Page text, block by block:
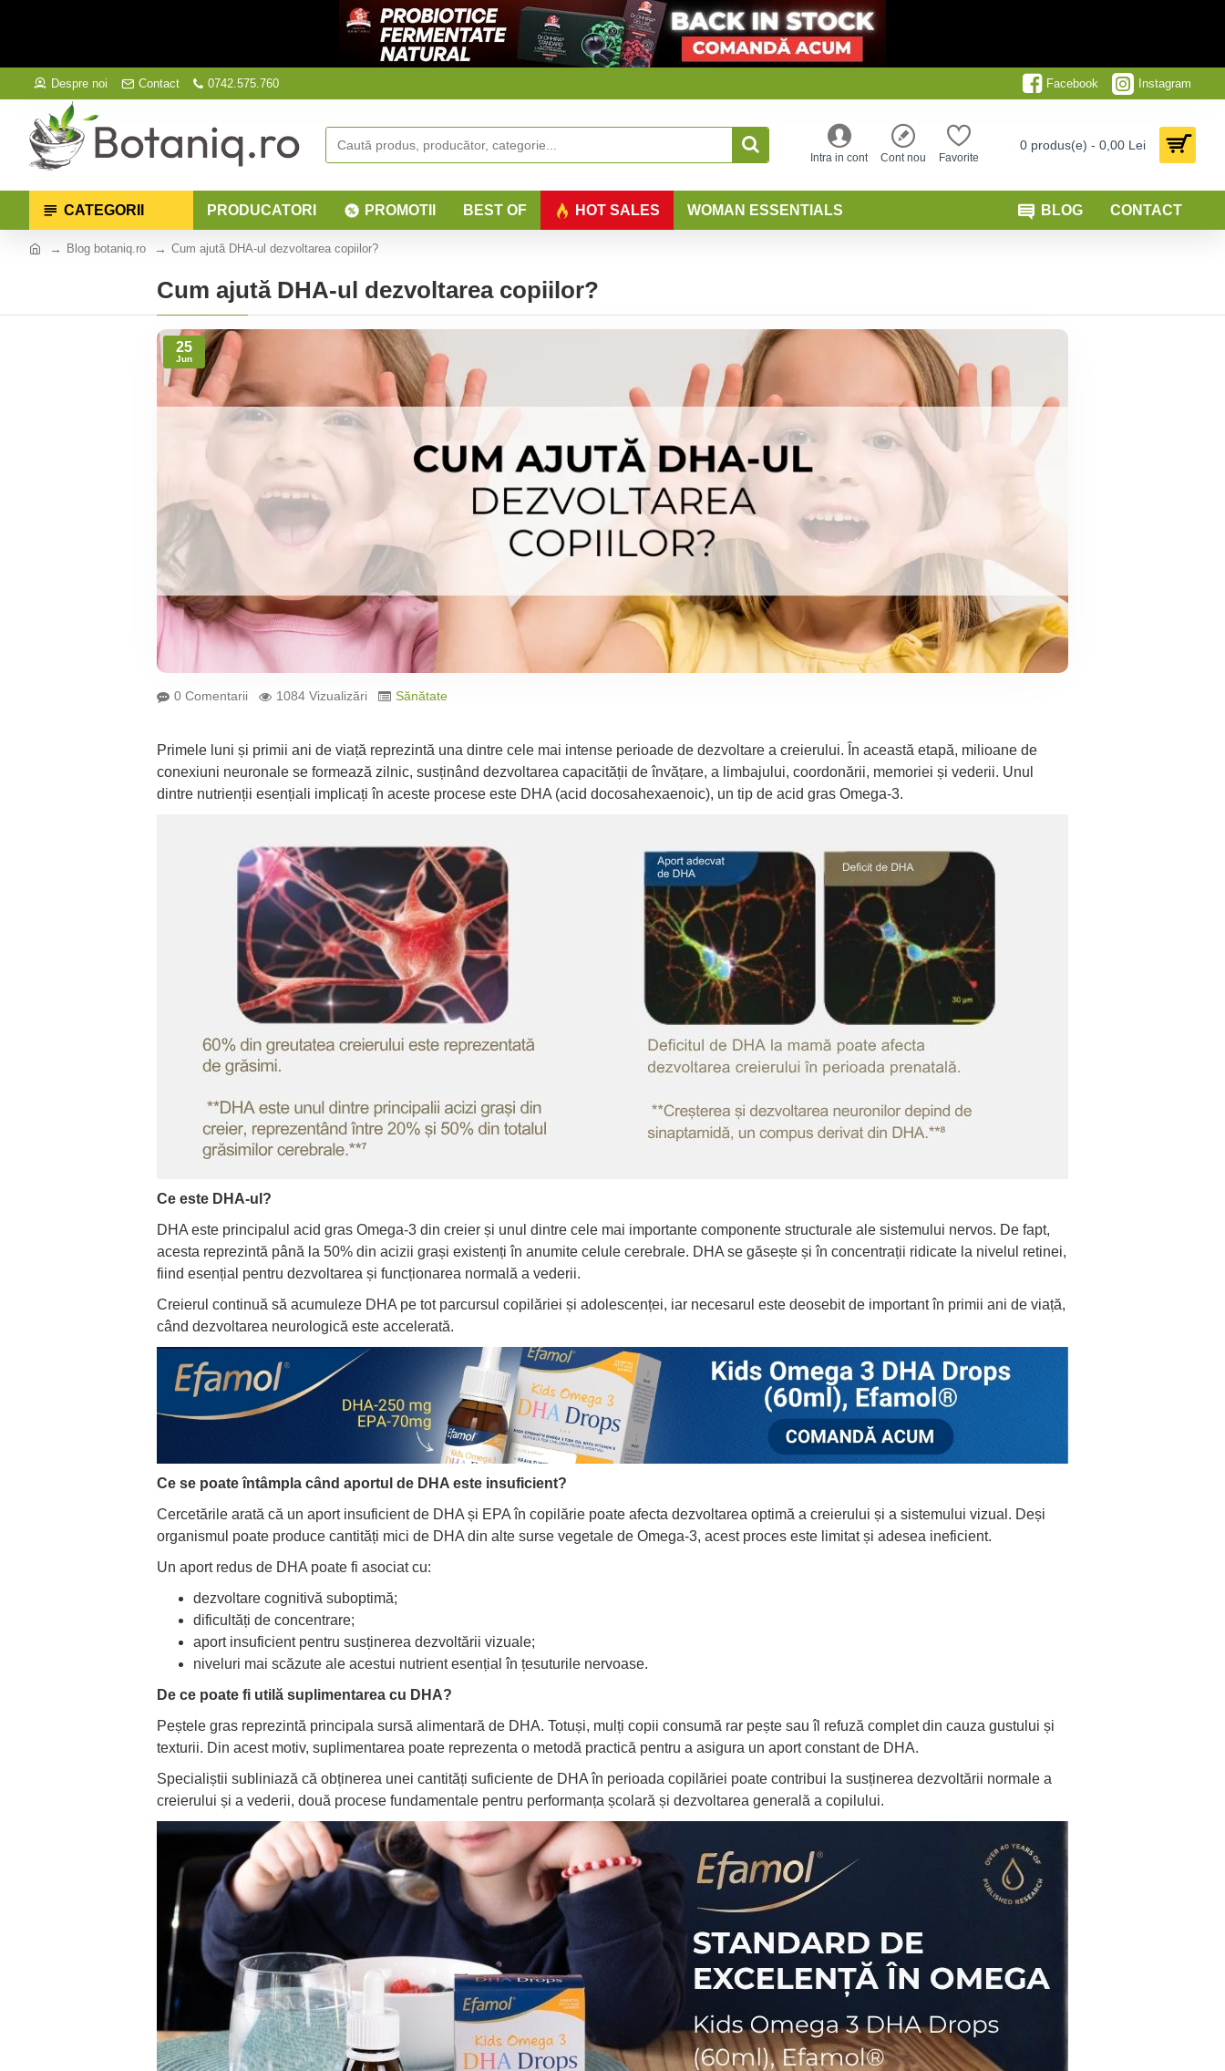
Despre noi Contact 0742.575.760 Facebook Instagram
Intra in cont Cont nou Favorite
0 produs(e) - 0,00 Lei
CATEGORII PRODUCATORI PROMOTII BEST OF HOT SALES WOMAN ESSENTIALS BLOG CONTACT
Blog botaniq.ro Cum ajută DHA-ul dezvoltarea copiilor?
Cum ajută DHA-ul dezvoltarea copiilor?
25
Jun
0 Comentarii 1084 Vizualizări Sănătate
Primele luni și primii ani de viață reprezintă una dintre cele mai intense perioade de dezvoltare a creierului. În această etapă, milioane de
conexiuni neuronale se formează zilnic, susținând dezvoltarea capacității de învățare, a limbajului, coordonării, memoriei și vederii. Unul
dintre nutrienții esențiali implicați în aceste procese este DHA (acid docosahexaenoic), un tip de acid gras Omega-3.
Ce este DHA-ul?
DHA este principalul acid gras Omega-3 din creier și unul dintre cele mai importante componente structurale ale sistemului nervos. De fapt,
acesta reprezintă până la 50% din acizii grași existenți în anumite celule cerebrale. DHA se găsește și în concentrații ridicate la nivelul retinei,
fiind esențial pentru dezvoltarea și funcționarea normală a vederii.
Creierul continuă să acumuleze DHA pe tot parcursul copilăriei și adolescenței, iar necesarul este deosebit de important în primii ani de viață,
când dezvoltarea neurologică este accelerată.
Ce se poate întâmpla când aportul de DHA este insuficient?
Cercetările arată că un aport insuficient de DHA și EPA în copilărie poate afecta dezvoltarea optimă a creierului și a sistemului vizual. Deși
organismul poate produce cantități mici de DHA din alte surse vegetale de Omega-3, acest proces este limitat și adesea ineficient.
Un aport redus de DHA poate fi asociat cu:
dezvoltare cognitivă suboptimă;
dificultăți de concentrare;
aport insuficient pentru susținerea dezvoltării vizuale;
niveluri mai scăzute ale acestui nutrient esențial în țesuturile nervoase.
De ce poate fi utilă suplimentarea cu DHA?
Peștele gras reprezintă principala sursă alimentară de DHA. Totuși, mulți copii consumă rar pește sau îl refuză complet din cauza gustului și
texturii. Din acest motiv, suplimentarea poate reprezenta o metodă practică pentru a asigura un aport constant de DHA.
Specialiștii subliniază că obținerea unei cantități suficiente de DHA în perioada copilăriei poate contribui la susținerea dezvoltării normale a
creierului și a vederii, două procese fundamentale pentru performanța școlară și dezvoltarea generală a copilului.